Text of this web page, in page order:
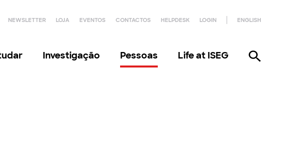
NEWSLETTER LOJA EVENTOS CONTACTOS HELPDESK LOGIN ENGLISH
Investigação Pessoas Life at ISEG